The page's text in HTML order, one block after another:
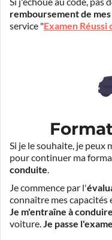
remboursement de
service "Examen Réussi
Si je le souhaite, je peux
pour continuer ma
conduite.
Je commence par l'
connaître mes capacités
Je m'entraîne à conduire
voiture. Je passe